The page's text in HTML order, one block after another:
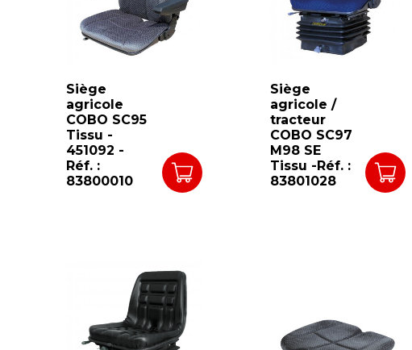
Siège
agricole
COBO SC95
Tissu -
451092 -
Réf. :
83800010
Siège
agricole /
tracteur
COBO SC97
M98 SE
Tissu -Réf. :
83801028